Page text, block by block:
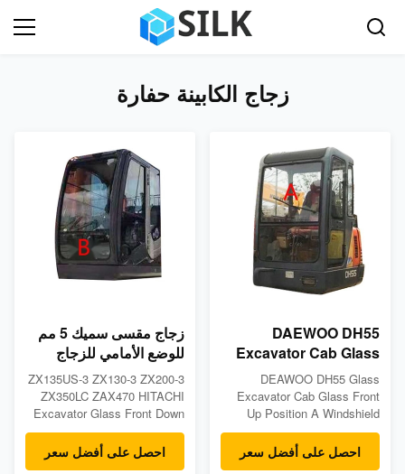
زجاج الكابينة حفارة
DAEWOO DH55
Excavator Cab Glass
Front Up Position A
5mm سميكة
DEAWOO DH55 Glass
Excavator Cab Glass Front
Up Position A Windshield
Tempered Glass Product
Descriptions Tempered
excavator cabin glass made
احصل على أفضل سعر
زجاج مقسى سميك 5 مم
للوضع الأمامي للزجاج
الأمامي ب
ZX135US-3 ZX130-3 ZX200-3
ZX350LC ZAX470 HITACHI
Excavator Glass Front Down
Position B Tempered Glass
Product Descriptions
Tempered excavator cabin
احصل على أفضل سعر